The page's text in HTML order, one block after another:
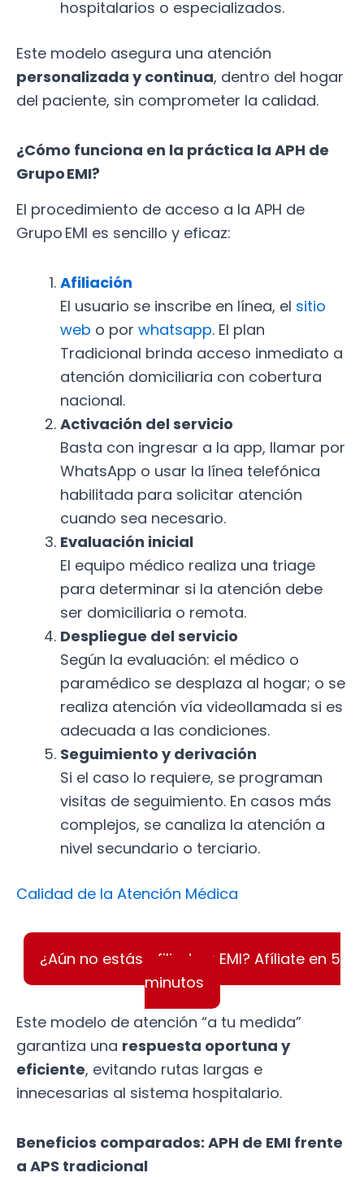
hospitalarios o especializados.
Este modelo asegura una atención
personalizada y continua, dentro del hogar
del paciente, sin comprometer la calidad.
¿Cómo funciona en la práctica la APH de
Grupo EMI?
El procedimiento de acceso a la APH de
Grupo EMI es sencillo y eficaz:
Afiliación
El usuario se inscribe en línea, el sitio
web o por whatsapp. El plan
Tradicional brinda acceso inmediato a
atención domiciliaria con cobertura
nacional.
Activación del servicio
Basta con ingresar a la app, llamar por
WhatsApp o usar la línea telefónica
habilitada para solicitar atención
cuando sea necesario.
Evaluación inicial
El equipo médico realiza una triage
para determinar si la atención debe
ser domiciliaria o remota.
Despliegue del servicio
Según la evaluación: el médico o
paramédico se desplaza al hogar; o se
realiza atención vía videollamada si es
adecuada a las condiciones.
Seguimiento y derivación
Si el caso lo requiere, se programan
visitas de seguimiento. En casos más
complejos, se canaliza la atención a
nivel secundario o terciario.
Calidad de la Atención Médica
¿Aún no estás afiliado a EMI? Afíliate en 5
minutos
Este modelo de atención “a tu medida”
garantiza una respuesta oportuna y
eficiente, evitando rutas largas e
innecesarias al sistema hospitalario.
Beneficios comparados: APH de EMI frente
a APS tradicional